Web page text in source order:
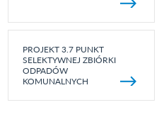
PROJEKT 3.7 PUNKT
SELEKTYWNEJ ZBIÓRKI
ODPADÓW
KOMUNALNYCH